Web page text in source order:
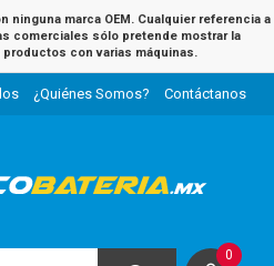
ninguna marca OEM. Cualquier referencia a
comerciales sólo pretende mostrar la
con varias máquinas.
¿Quiénes Somos? Contáctanos
0